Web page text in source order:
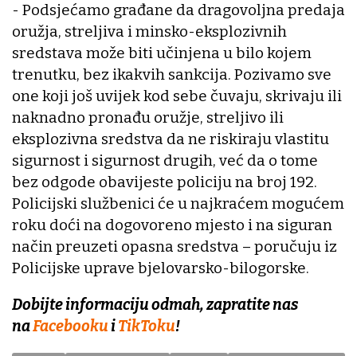
- Podsjećamo građane da dragovoljna predaja
oružja, streljiva i minsko-eksplozivnih
sredstava može biti učinjena u bilo kojem
trenutku, bez ikakvih sankcija. Pozivamo sve
one koji još uvijek kod sebe čuvaju, skrivaju ili
naknadno pronađu oružje, streljivo ili
eksplozivna sredstva da ne riskiraju vlastitu
sigurnost i sigurnost drugih, već da o tome
bez odgode obavijeste policiju na broj 192.
Policijski službenici će u najkraćem mogućem
roku doći na dogovoreno mjesto i na siguran
način preuzeti opasna sredstva – poručuju iz
Policijske uprave bjelovarsko-bilogorske.
Dobijte informaciju odmah, zapratite nas
naFacebookuiTikToku!